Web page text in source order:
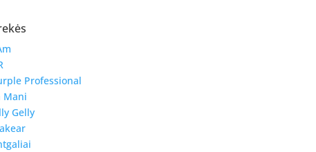
Professional
Mani
Gelly